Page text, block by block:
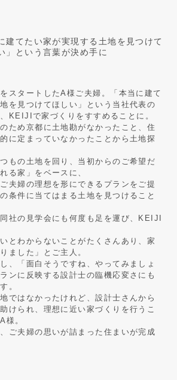
建てたい家が実現する土地を見つけて
」という言葉が決め手に
スタートしたA様ご夫婦。「本当に建て
を見つけてほしい」という当社代表の
KEIJIで家づくりをすすめることに。
ため京都に土地勘がなかったこと、住
に定まっていなかったことから土地探
もの土地を回り、当初からのご希望だ
る家」をベースに、
夫婦の理想を形にできるプランをご提
条件に当てはまる土地を見つけること
社の見学会にも何度も足を運び、KEIJI
とわからないことがたくさんあり、家
ました」とご主人。
、「面白そうですね、やってみましょ
ンに反映する設計士の臨機応変さにも
。
ではなかったけれど、設計士さんから
けられ、理想に近い家づくりを行うこ
様。
ご夫婦の思いが詰まった住まいが完成